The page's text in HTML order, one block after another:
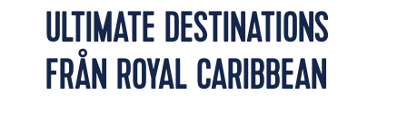
ULTIMATE DESTINATIONS
FRÅN ROYAL CARIBBEAN